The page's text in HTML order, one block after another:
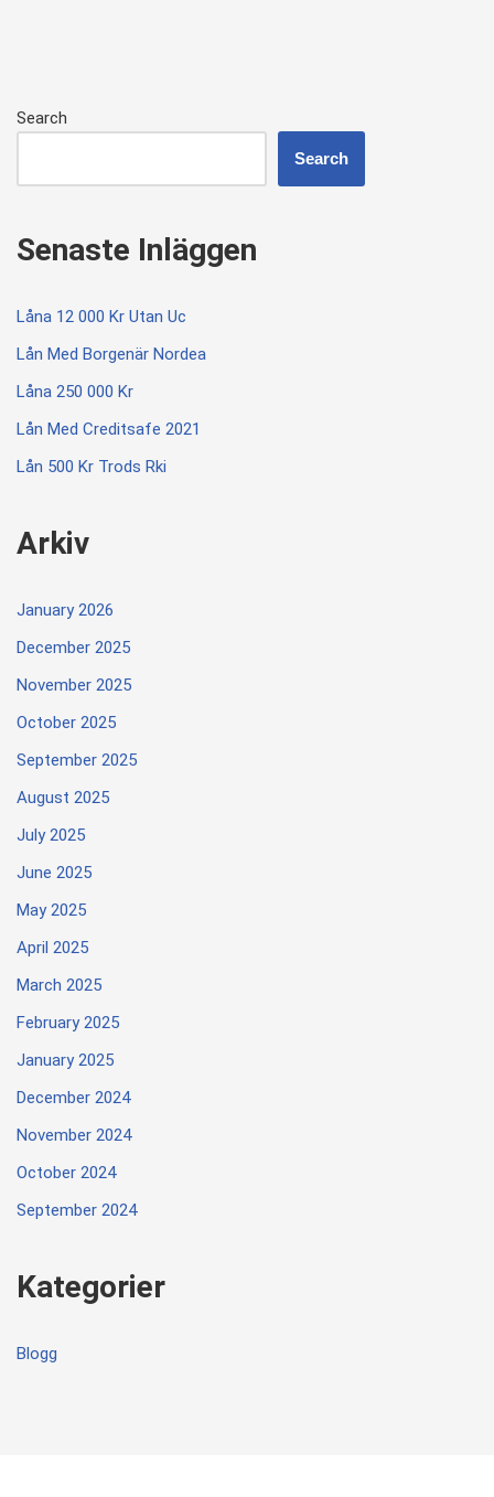
Search
Search
Senaste Inläggen
Låna 12 000 Kr Utan Uc
Lån Med Borgenär Nordea
Låna 250 000 Kr
Lån Med Creditsafe 2021
Lån 500 Kr Trods Rki
Arkiv
January 2026
December 2025
November 2025
October 2025
September 2025
August 2025
July 2025
June 2025
May 2025
April 2025
March 2025
February 2025
January 2025
December 2024
November 2024
October 2024
September 2024
Kategorier
Blogg